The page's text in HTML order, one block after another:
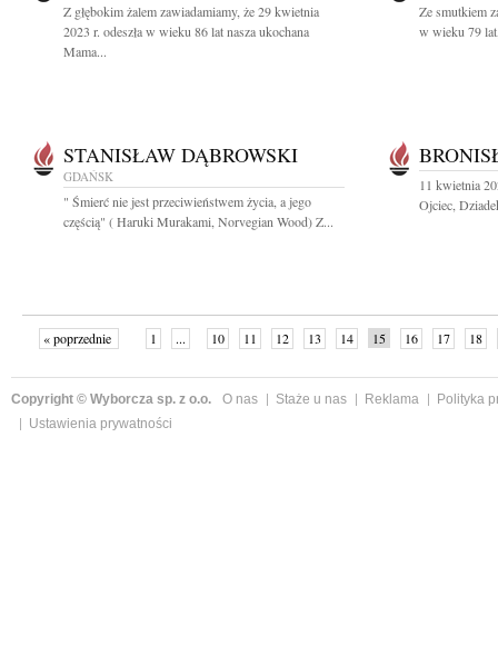
Z głębokim żalem zawiadamiamy, że 29 kwietnia
2023 r. odeszła w wieku 86 lat nasza ukochana
Mama...
Ze smutkiem
w wieku 79
STANISŁAW DĄBROWSKI
GDAŃSK
" Śmierć nie jest przeciwieństwem życia, a jego
częścią" ( Haruki Murakami, Norvegian Wood) Z...
11 kwietnia
Ojciec,
« poprzednie 1 ... 10 11 12 13 14 15 16 17
18
Copyright © Wyborcza sp. z o.o. O nas Staże u nas Reklama
Polityka
Ustawienia prywatności